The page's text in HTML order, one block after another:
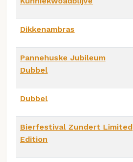
Dikkenambras
Pannehuske Jubileum
Dubbel
Dubbel
Bierfestival Zundert Limited
Edition